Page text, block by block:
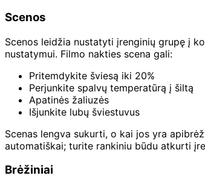
Scenos
Scenos leidžia nustatyti įrenginių grupę į
nustatymui. Filmo nakties scena gali:
Pritemdykite šviesą iki 20%
Perjunkite spalvų temperatūrą į šiltą
Apatinės žaliuzės
Išjunkite lubų šviestuvus
Scenas lengva sukurti, o kai jos yra
automatiškai; turite rankiniu būdu atkurti
Brėžiniai